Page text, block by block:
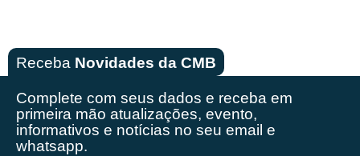
Receba Novidades da CMB
Complete com seus dados e receba em
primeira mão atualizações, evento,
informativos e notícias no seu email e
whatsapp.